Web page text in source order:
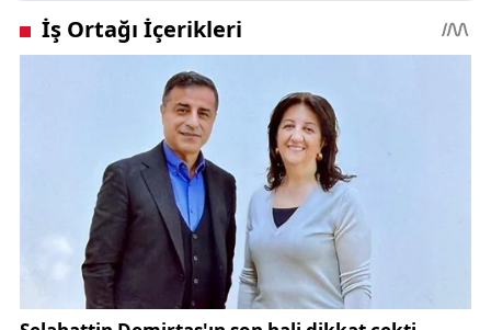
Bu tür duyurular, hem yakınlarını kaybeden ailelerin
acılarını paylaşmak hem de cenaze törenlerine
katılmak isteyen vatandaşların doğru zaman ve
mekâna ulaşabilmesi açısından önem taşıyor.
Sivas’taki resmi defin işlemleri ve mezarlık
düzenlemeleri, ilgili kurumların gözetiminde
yürütülüyor. Konuyla ilgili genel bilgilere
Valiliği
’nin resmi internet sitesi olanSivas Valiliği
üzerinden de ulaşılabiliyor.
15 Ocak 2026 Perşembe günü vefat eden Hanım